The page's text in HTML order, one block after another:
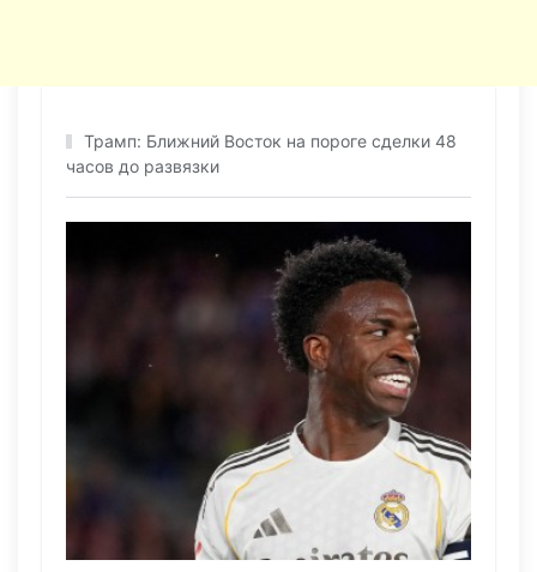
Трамп: Ближний Восток на пороге сделки 48
часов до развязки